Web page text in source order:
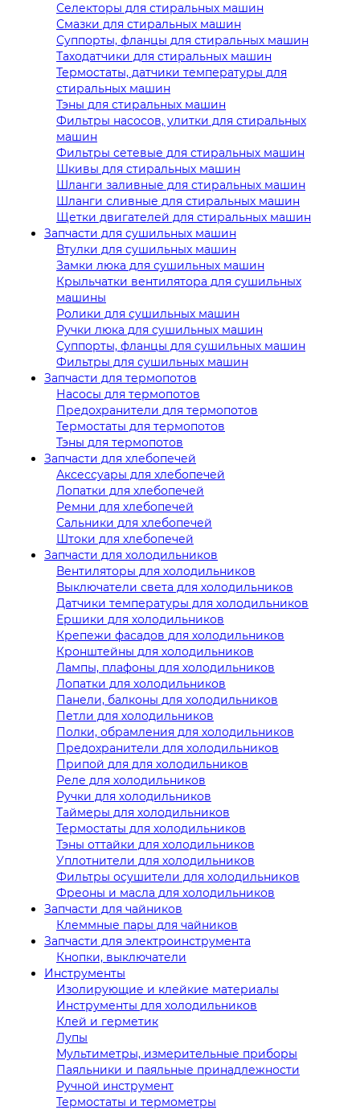
Селекторы для стиральных машин
Смазки для стиральных машин
Суппорты, фланцы для стиральных машин
Таходатчики для стиральных машин
Термостаты, датчики температуры для
стиральных машин
Тэны для стиральных машин
Фильтры насосов, улитки для стиральных
машин
Фильтры сетевые для стиральных машин
Шкивы для стиральных машин
Шланги заливные для стиральных машин
Шланги сливные для стиральных машин
Щетки двигателей для стиральных машин
Запчасти для сушильных машин
Втулки для сушильных машин
Замки люка для сушильных машин
Крыльчатки вентилятора для сушильных
машины
Ролики для сушильных машин
Ручки люка для сушильных машин
Суппорты, фланцы для сушильных машин
Фильтры для сушильных машин
Запчасти для термопотов
Насосы для термопотов
Предохранители для термопотов
Термостаты для термопотов
Тэны для термопотов
Запчасти для хлебопечей
Аксессуары для хлебопечей
Лопатки для хлебопечей
Ремни для хлебопечей
Сальники для хлебопечей
Штоки для хлебопечей
Запчасти для холодильников
Вентиляторы для холодильников
Выключатели света для холодильников
Датчики температуры для холодильников
Ершики для холодильников
Крепежи фасадов для холодильников
Кронштейны для холодильников
Лампы, плафоны для холодильников
Лопатки для холодильников
Панели, балконы для холодильников
Петли для холодильников
Полки, обрамления для холодильников
Предохранители для холодильников
Припой для для холодильников
Реле для холодильников
Ручки для холодильников
Таймеры для холодильников
Термостаты для холодильников
Тэны оттайки для холодильников
Уплотнители для холодильников
Фильтры осушители для холодильников
Фреоны и масла для холодильников
Запчасти для чайников
Клеммные пары для чайников
Запчасти для электроинструмента
Кнопки, выключатели
Инструменты
Изолирующие и клейкие материалы
Инструменты для холодильников
Клей и герметик
Лупы
Мультиметры, измерительные приборы
Паяльники и паяльные принадлежности
Ручной инструмент
Термостаты и термометры